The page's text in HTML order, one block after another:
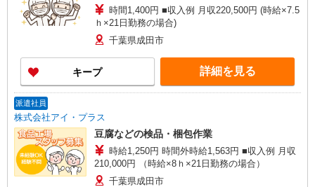
時間1,400円 ■収入例 月収220,500円 (時給×7.5
ｈ×21日勤務の場合)
千葉県成田市
キープ 詳細を見る
派遣社員
株式会社アイ・プラス
豆腐などの検品・梱包作業
時給1,250円 時間外時給1,563円 ■収入例 月収
210,000円 （時給×8ｈ×21日勤務の場合）
千葉県成田市